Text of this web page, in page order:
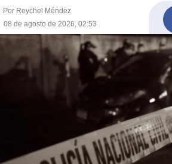
Por Reychel Méndez
08 de agosto de 2026, 02:53